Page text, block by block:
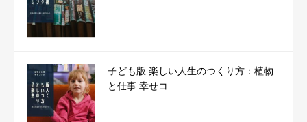
子ども版 楽しい人生のつくり方：植物
と仕事 幸せコ...